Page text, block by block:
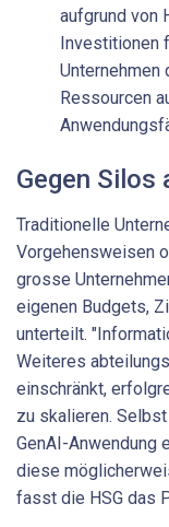
aufgrund von
Investitionen
Unternehmen
Ressourcen
Gegen Silos
Traditionelle
Vorgehensweisen
grosse
eigenen Budgets,
unterteilt.
Weiteres
einschränkt,
zu skalieren.
GenAI-Anwendung
diese
fasst die HSG das